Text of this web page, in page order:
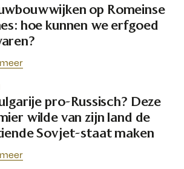
op Romeinse
hoe kunnen we erfgoed
pro-Russisch? Deze
wilde van zijn land de
Sovjet-staat maken